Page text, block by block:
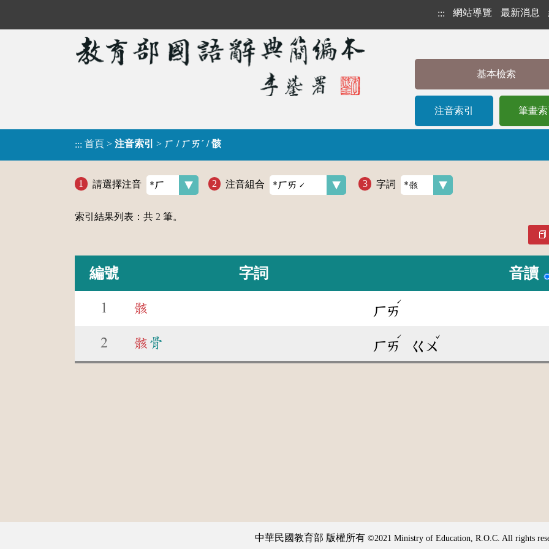
::: 網站導覽 最新消息
基本檢索
注音索引 筆畫索
::: 首頁 > 注音索引 > ㄏ / ㄏㄞˊ / 骸
請選擇注音 注音組合 字詞
索引結果列表：共 2 筆。
編號 字詞 音讀
1 骸 ㄏㄞ
ˊ
2 骸 骨 ㄏㄞ
ˊ
ㄍㄨ
ˇ
中華民國教育部 版權所有 ©2021 Ministry of Education, R.O.C. All rights